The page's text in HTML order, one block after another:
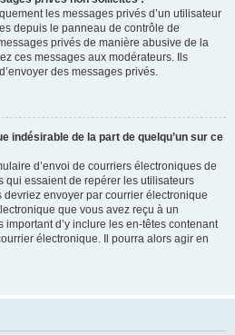
les messages privés d’un utilisateur
depuis le panneau de contrôle de
privés de manière abusive de la
ces messages aux modérateurs. Ils
des messages privés.
indésirable de la part de quelqu’un sur ce
d’envoi de courriers électroniques de
qui essaient de repérer les utilisateurs
devriez envoyer par courrier électronique
que vous avez reçu à un
important d’y inclure les en-têtes contenant
électronique. Il pourra alors agir en